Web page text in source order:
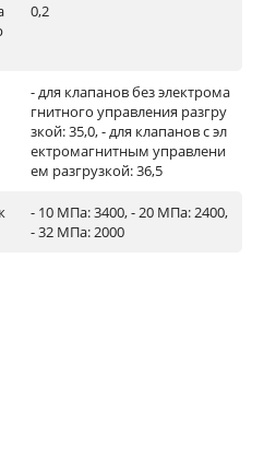
0,2
- для клапанов без электрома
гнитного управления разгру
зкой: 35,0, - для клапанов с эл
ектромагнитным управлени
ем разгрузкой: 36,5
- 10 МПа: 3400, - 20 МПа: 2400,
- 32 МПа: 2000